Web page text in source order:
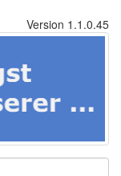
Version 1.1.0.45